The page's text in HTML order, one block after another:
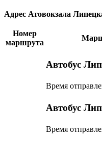
Адрес Атовокзала
Номер
маршрута
Автобус
Время
Автобус
Время